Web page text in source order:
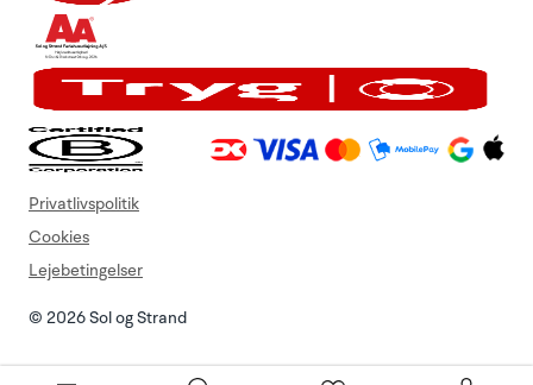
© 2026 Sol og Strand
Privatlivspolitik
Cookies
Lejebetingelser